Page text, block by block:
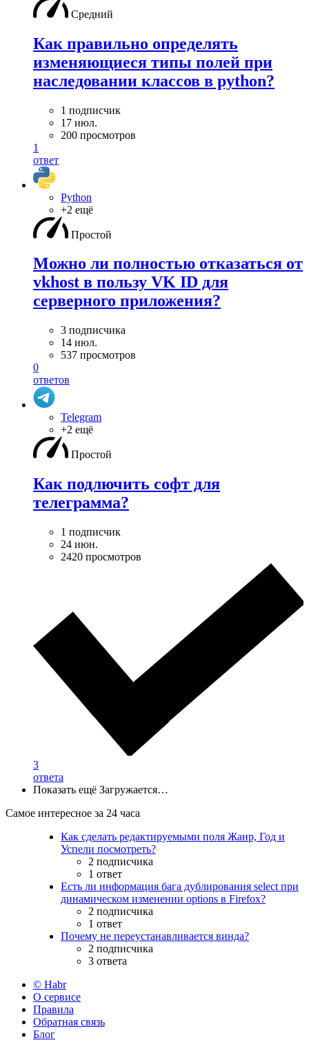
Средний
Как правильно определять
изменяющиеся типы полей при
наследовании классов в python?
1 подписчик
17 июл.
200 просмотров
1
ответ
Python
+2 ещё
Простой
Можно ли полностью отказаться от
vkhost в пользу VK ID для
серверного приложения?
3 подписчика
14 июл.
537 просмотров
0
ответов
Telegram
+2 ещё
Простой
Как подлючить софт для
телеграмма?
1 подписчик
24 июн.
2420 просмотров
3
ответа
Показать ещё Загружается…
Самое интересное за 24 часа
Как сделать редактируемыми поля Жанр, Год и
Успели посмотреть?
2 подписчика
1 ответ
Есть ли информация бага дублирования select при
динамическом изменении options в Firefox?
2 подписчика
1 ответ
Почему не переустанавливается винда?
2 подписчика
3 ответа
© Habr
О сервисе
Правила
Обратная связь
Блог